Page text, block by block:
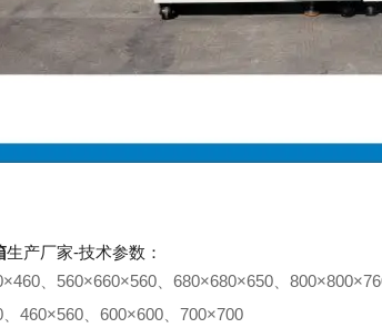
生产厂家-技术参数：
、560×660×560、680×680×650、
460×560、600×600、700×700